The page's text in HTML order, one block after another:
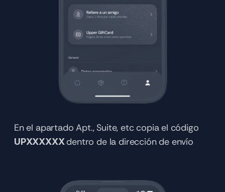
UPXXXXXX dentro de la dirección de envío